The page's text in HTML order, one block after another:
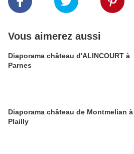
Vous aimerez aussi
Diaporama château d'ALINCOURT à
Parnes
Diaporama château de Montmelian à
Plailly